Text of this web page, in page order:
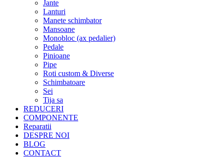
Jante
Lanturi
Manete schimbator
Mansoane
Monobloc (ax pedalier)
Pedale
Pinioane
Pipe
Roti custom & Diverse
Schimbatoare
Sei
Tija sa
REDUCERI
COMPONENTE
Reparatii
DESPRE NOI
BLOG
CONTACT